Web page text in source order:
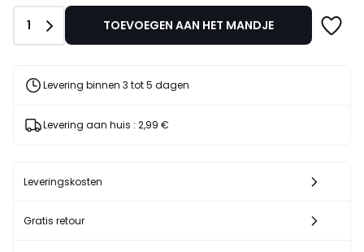
code
LAST
Aantal
1 TOEVOEGEN AAN HET MANDJE
Levering binnen 3 tot 5 dagen
Levering aan huis : 2,99 €
Leveringskosten
Gratis retour